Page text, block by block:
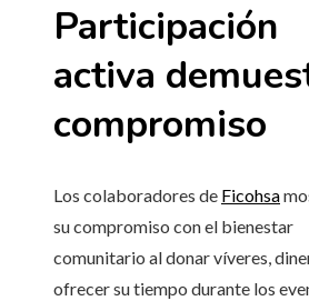
Participación
activa
compromiso
Los colaboradores de Ficohsa
su compromiso con el bienestar
comunitario al donar víveres,
ofrecer su tiempo durante los